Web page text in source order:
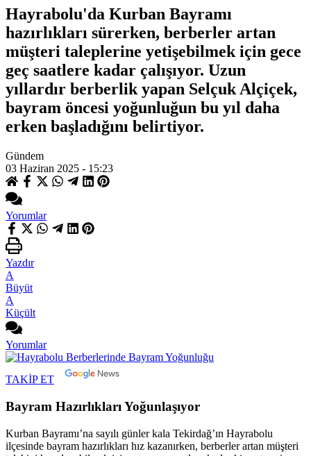
Hayrabolu'da Kurban Bayramı
hazırlıkları sürerken, berberler artan
müşteri taleplerine yetişebilmek için gece
geç saatlere kadar çalışıyor. Uzun
yıllardır berberlik yapan Selçuk Alçiçek,
bayram öncesi yoğunluğun bu yıl daha
erken başladığını belirtiyor.
Gündem
03 Haziran 2025 - 15:23
Yorumlar
Yazdır
A
Büyüt
A
Küçült
Yorumlar
TAKİP ET
Bayram Hazırlıkları Yoğunlaşıyor
Kurban Bayramı’na sayılı günler kala Tekirdağ’ın Hayrabolu
ilçesinde bayram hazırlıkları hız kazanırken, berberler artan müşteri